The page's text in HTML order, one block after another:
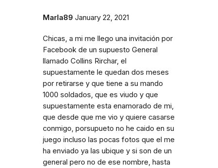
Marla89 January 22, 2021
Chicas, a mi me llego una invitación por
Facebook de un supuesto General
llamado Collins Rirchar, el
supuestamente le quedan dos meses
por retirarse y que tiene a su mando
1000 soldados, que es viudo y que
supuestamente esta enamorado de mi,
que desde que me vio y quiere casarse
conmigo, porsupueto no he caido en su
juego incluso las pocas fotos que el me
ha enviado ya las ubique y si son de un
general pero no de ese nombre, hasta